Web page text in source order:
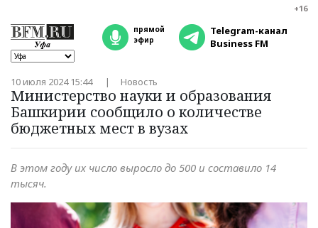
+16
прямой
эфир
Telegram-канал
Business FM
10 июля 2024 15:44 Новость
Министерство науки и образования
Башкирии сообщило о количестве
бюджетных мест в вузах
В этом году их число выросло до 500 и составило 14
тысяч.